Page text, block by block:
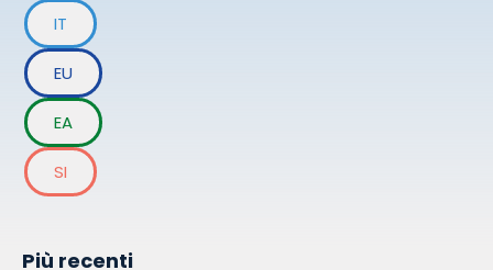
IT
EU
EA
SI
Più recenti